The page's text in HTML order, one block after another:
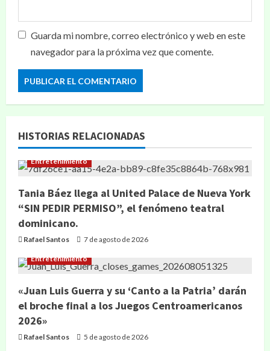
Guarda mi nombre, correo electrónico y web en este
navegador para la próxima vez que comente.
HISTORIAS RELACIONADAS
Entretenimiento
Tania Báez llega al United Palace de Nueva York
“SIN PEDIR PERMISO”, el fenómeno teatral
dominicano.
Rafael Santos 7 de agosto de 2026
Entretenimiento
«Juan Luis Guerra y su ‘Canto a la Patria’ darán
el broche final a los Juegos Centroamericanos
2026»
Rafael Santos 5 de agosto de 2026